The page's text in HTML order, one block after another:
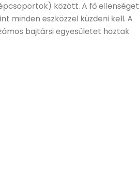
között. A fő ellenséget
minden eszközzel küzdeni kell. A
bajtársi egyesületet hoztak